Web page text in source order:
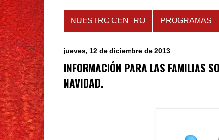
NUESTRO CENTRO PROGRAMAS
jueves, 12 de diciembre de 2013
INFORMACIÓN PARA LAS FAMILIAS
NAVIDAD.